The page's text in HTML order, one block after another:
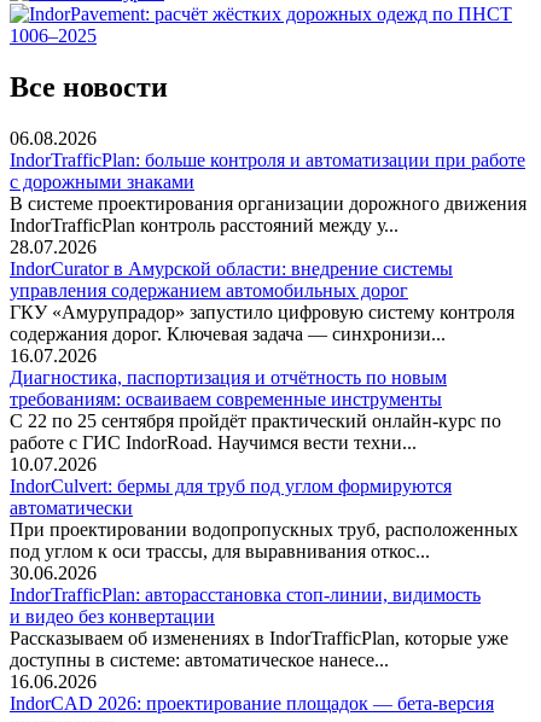
Все новости
06.08.2026
IndorTrafficPlan: больше контроля и автоматизации при работе
с дорожными знаками
В системе проектирования организации дорожного движения
IndorTrafficPlan контроль расстояний между у...
28.07.2026
IndorCurator в Амурской области: внедрение системы
управления содержанием автомобильных дорог
ГКУ «Амурупрадор» запустило цифровую систему контроля
содержания дорог. Ключевая задача — синхронизи...
16.07.2026
Диагностика, паспортизация и отчётность по новым
требованиям: осваиваем современные инструменты
С 22 по 25 сентября пройдёт практический онлайн-курс по
работе с ГИС IndorRoad. Научимся вести техни...
10.07.2026
IndorCulvert: бермы для труб под углом формируются
автоматически
При проектировании водопропускных труб, расположенных
под углом к оси трассы, для выравнивания откос...
30.06.2026
IndorTrafficPlan: авторасстановка стоп-линии, видимость
и видео без конвертации
Рассказываем об изменениях в IndorTrafficPlan, которые уже
доступны в системе: автоматическое нанесе...
16.06.2026
IndorCAD 2026: проектирование площадок — бета-версия